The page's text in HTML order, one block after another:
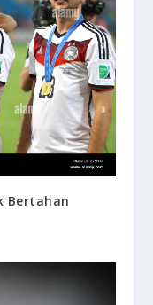
Bertahan